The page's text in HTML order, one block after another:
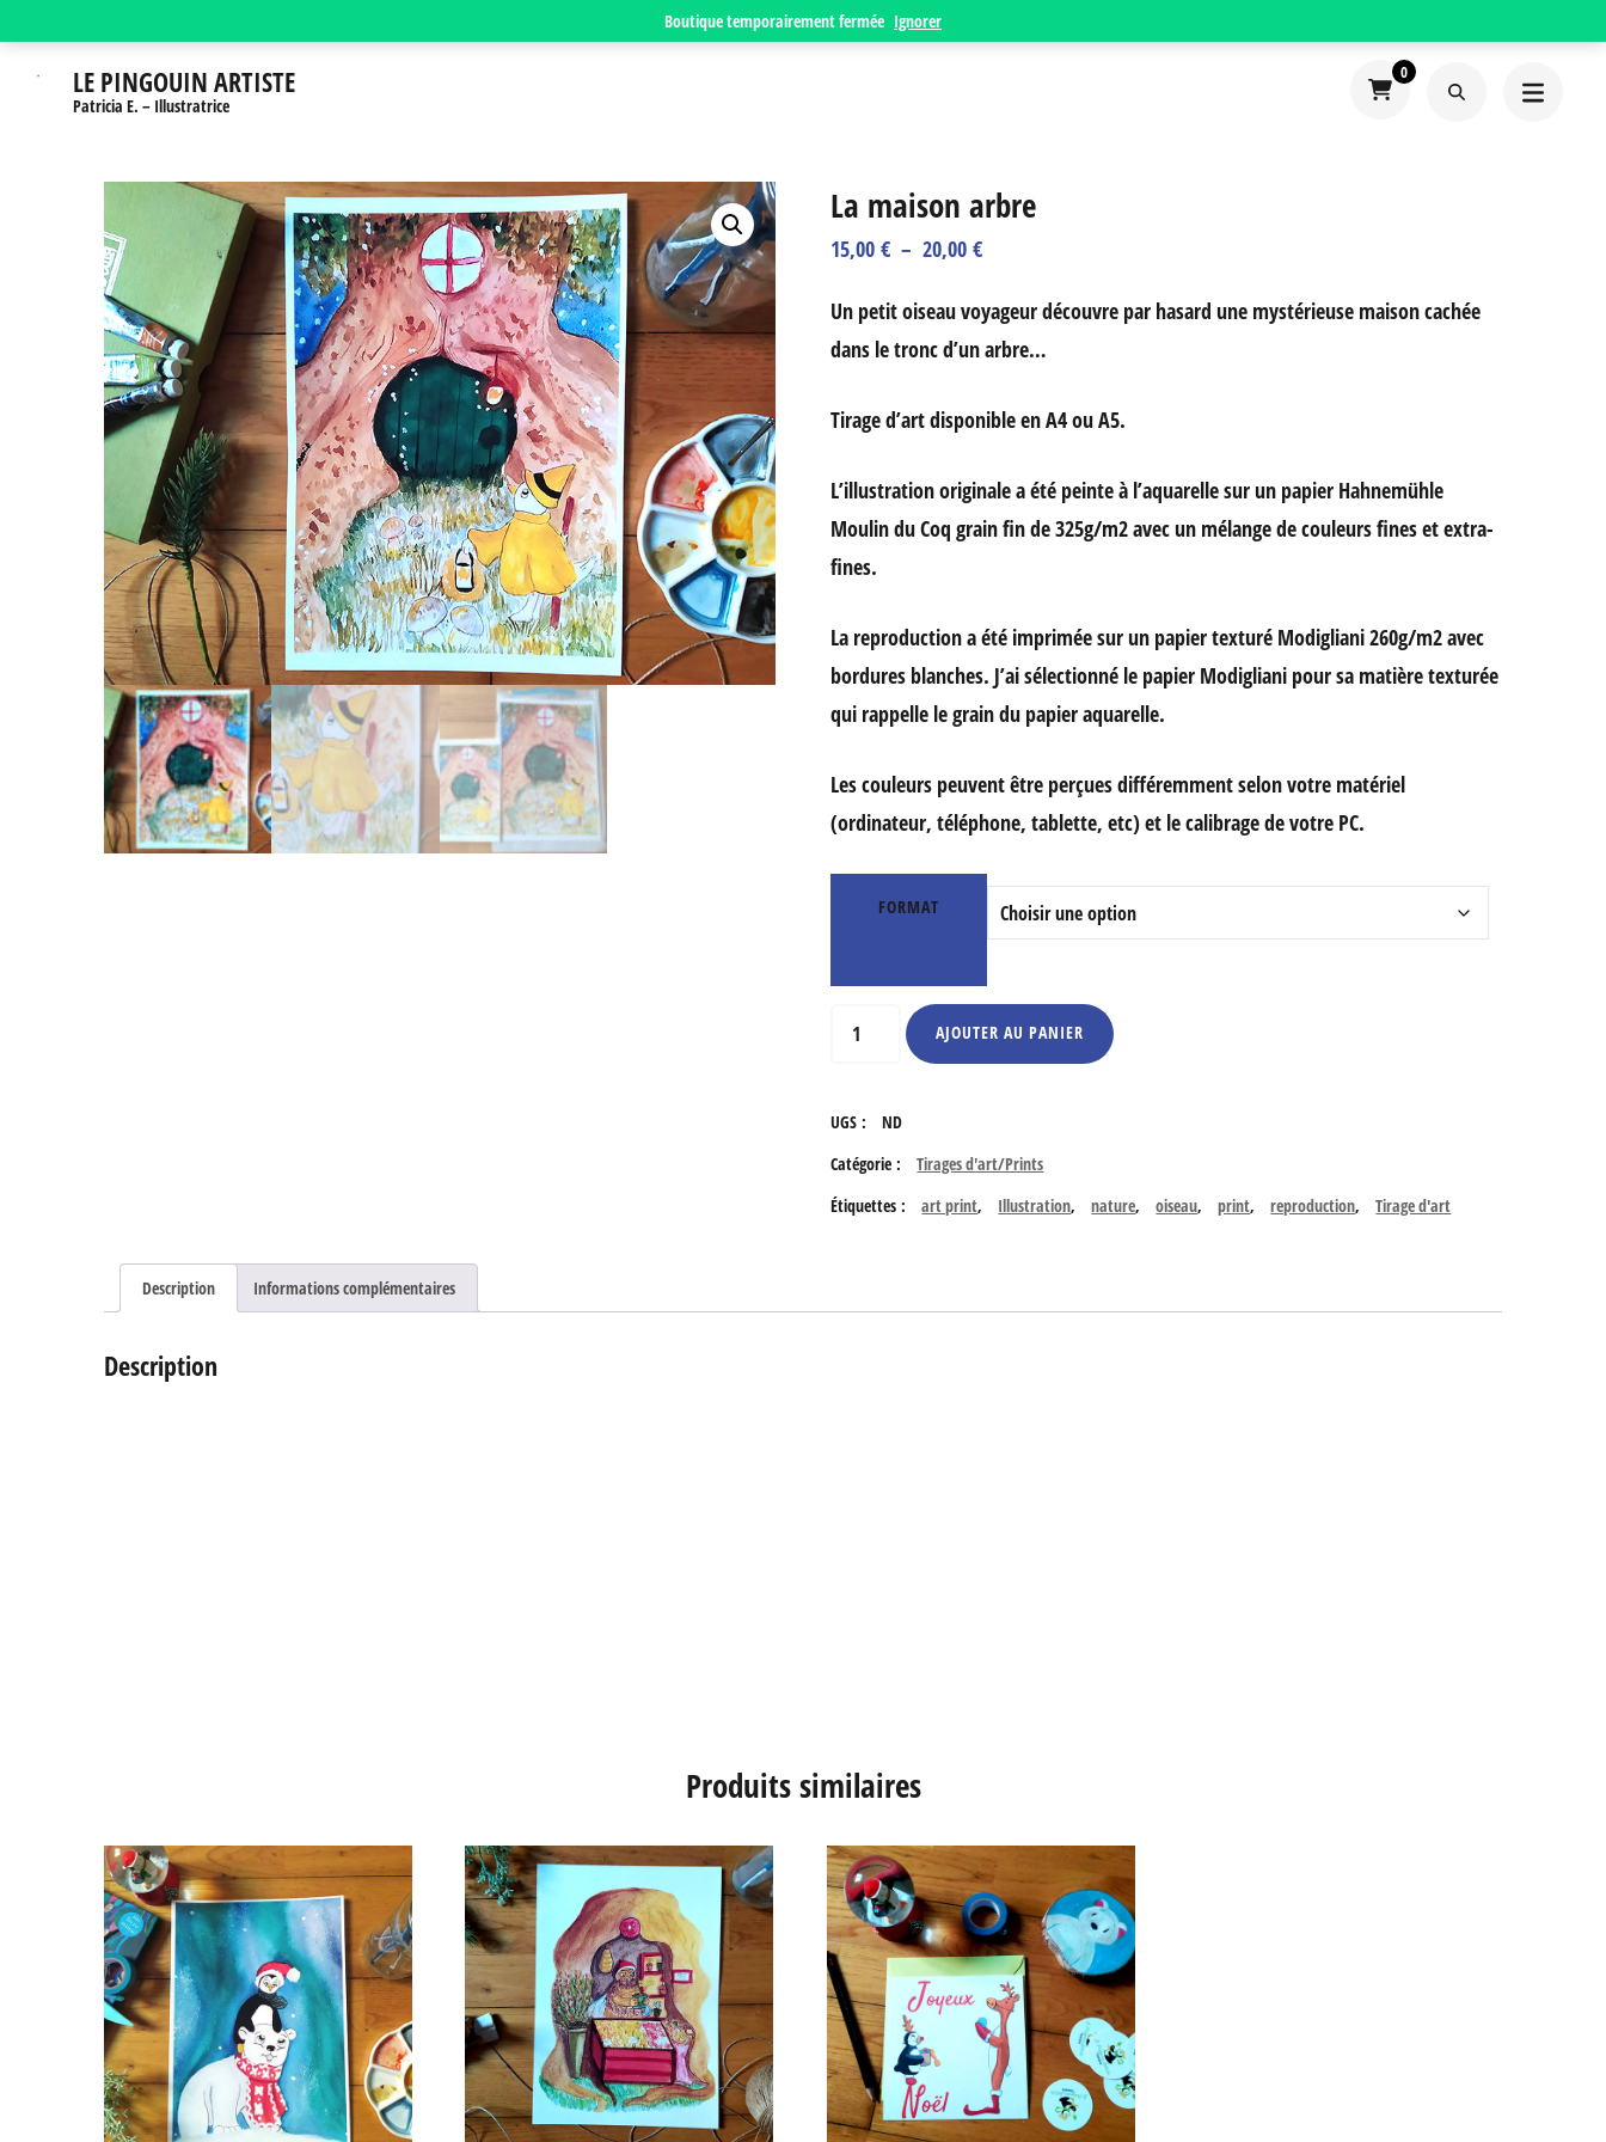
Boutique temporairement fermée Ignorer
LE PINGOUIN ARTISTE
Patricia E. – Illustratrice
0
La maison arbre
15,00€ – 20,00€Plage
prix :
15,00 €
Un petit oiseau voyageur découvre par hasard une mystérieuse maison cachée
dans le tronc d’un arbre…
Tirage d’art disponible en A4 ou A5.
L’illustration originale a été peinte à l’aquarelle sur un papier Hahnemühle
Moulin du Coq grain fin de 325g/m2 avec un mélange de couleurs fines et extra-
fines.
La reproduction a été imprimée sur un papier texturé Modigliani 260g/m2 avec
bordures blanches. J’ai sélectionné le papier Modigliani pour sa matière texturée
qui rappelle le grain du papier aquarelle.
Les couleurs peuvent être perçues différemment selon votre matériel
(ordinateur, téléphone, tablette, etc) et le calibrage de votre PC.
FORMAT
quantité
maison
arbre
AJOUTER AU PANIER
UGS :
ND
Catégorie :
Tirages d'art/Prints
Étiquettes :
art print, Illustration, nature, oiseau, print, reproduction, Tirage d'art
Description Informations complémentaires
Description
Produits similaires